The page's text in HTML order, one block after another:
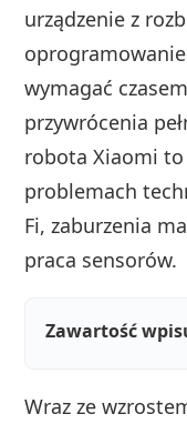
urządzenie z
wymagać
przywrócenia
robota Xiaomi
problemach
Fi, zaburzenia
praca sensorów.
Zawartość
Wraz ze